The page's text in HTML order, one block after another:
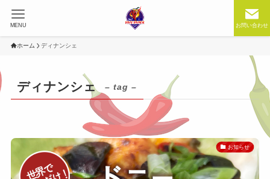
お問い合わせ
MENU
ホーム ディナンシェ
ディナンシェ – tag –
お知らせ